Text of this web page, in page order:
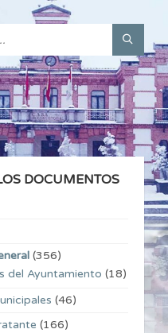
DOCUMENTOS
(356)
del Ayuntamiento (18)
(46)
(166)